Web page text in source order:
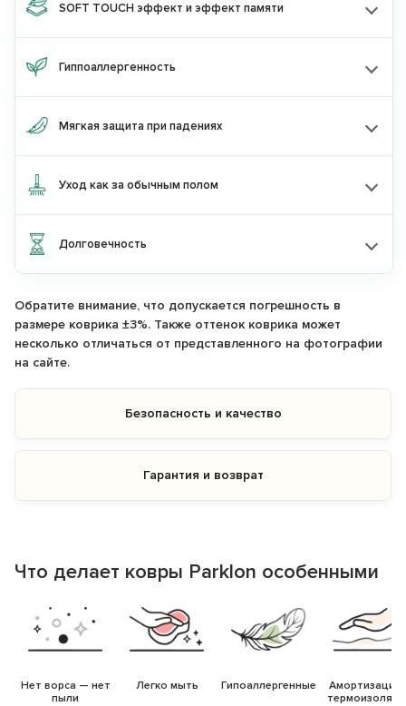
SOFT TOUCH эффект и эффект памяти
Гиппоаллергенность
Мягкая защита при падениях
Уход как за обычным полом
Долговечность
Обратите внимание, что допускается погрешность в
размере коврика ±3%. Также оттенок коврика может
несколько отличаться от представленного на фотографии
на сайте.
Безопасность и качество
Гарантия и возврат
Что делает ковры Parklon особенными
Нет ворса — нет
пыли
Легко мыть Гипоаллергенные
Амортизация
или
Скидку 15%при покупке товаров
по промокоду: KIDS15
Перейти на сайт astradekids.ru